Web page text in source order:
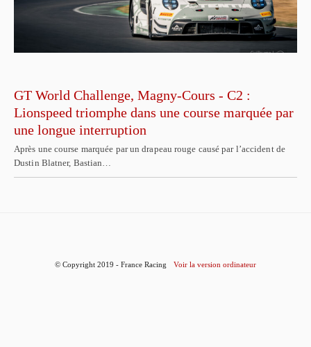
GT World Challenge, Magny-Cours - C2 :
Lionspeed triomphe dans une course marquée par
une longue interruption
Après une course marquée par un drapeau rouge causé par l’accident de
Dustin Blatner, Bastian…
© Copyright 2019 - France Racing Voir la version ordinateur